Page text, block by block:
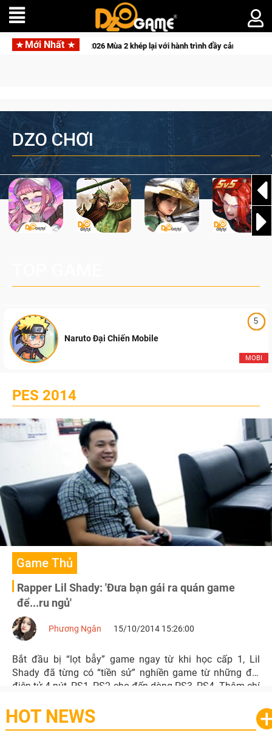
Mới NhấtCFVL 2026 Mùa 2 khép lại với hành trình đầy cảm xúc, Team
DZO CHƠI
5
MOBI
Naruto Đại Chiến Mobile
PES 2014
Game Thủ
Rapper Lil Shady: 'Đưa bạn gái ra quán game
để...ru ngủ'
Phương Ngân 15/10/2014 15:26:00
Bắt đầu bị “lọt bẫy” game ngay từ khi học cấp 1, Lil
Shady đã từng có “tiền sử” nghiền game từ những đời
điện tử 4 nút, PS1, PS2 cho đến dòng PS3, PS4. Thậm chí
thỏa sự “cuồng game” ấy.
HOT NEWS